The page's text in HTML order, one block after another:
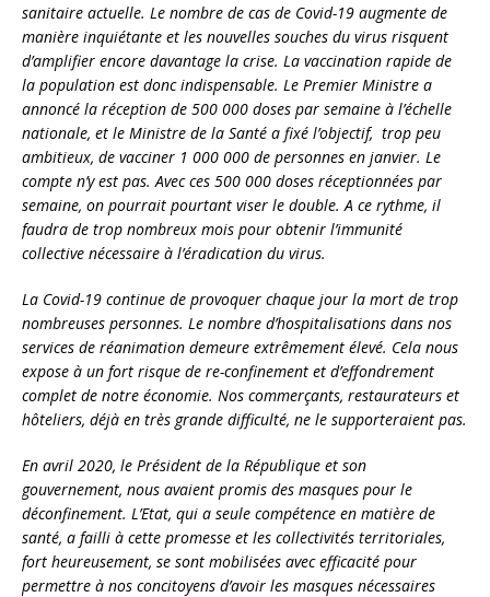
sanitaire actuelle. Le nombre de cas de Covid-19 augmente de
manière inquiétante et les nouvelles souches du virus risquent
d’amplifier encore davantage la crise. La vaccination rapide de
la population est donc indispensable. Le Premier Ministre a
annoncé la réception de 500 000 doses par semaine à l’échelle
nationale, et le Ministre de la Santé a fixé l’objectif, trop peu
ambitieux, de vacciner 1 000 000 de personnes en janvier. Le
compte n’y est pas. Avec ces 500 000 doses réceptionnées par
semaine, on pourrait pourtant viser le double. A ce rythme, il
faudra de trop nombreux mois pour obtenir l’immunité
collective nécessaire à l’éradication du virus.
La Covid-19 continue de provoquer chaque jour la mort de trop
nombreuses personnes. Le nombre d’hospitalisations dans nos
services de réanimation demeure extrêmement élevé. Cela nous
expose à un fort risque de re-confinement et d’effondrement
complet de notre économie. Nos commerçants, restaurateurs et
hôteliers, déjà en très grande difficulté, ne le supporteraient pas.
En avril 2020, le Président de la République et son
gouvernement, nous avaient promis des masques pour le
déconfinement. L’Etat, qui a seule compétence en matière de
santé, a failli à cette promesse et les collectivités territoriales,
fort heureusement, se sont mobilisées avec efficacité pour
permettre à nos concitoyens d’avoir les masques nécessaires